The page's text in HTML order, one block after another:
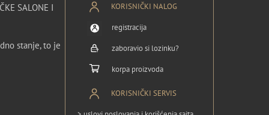
SALONE I
stanje, to je
KORISNIČKI NALOG
registracija
zaboravio si lozinku?
korpa proizvoda
KORISNIČKI SERVIS